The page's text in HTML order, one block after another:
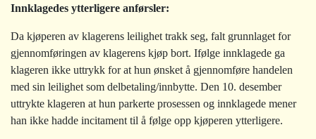
Innklagedes ytterligere anførsler:
Da kjøperen av klagerens leilighet trakk seg, falt grunnlaget for
gjennomføringen av klagerens kjøp bort. Ifølge innklagede ga
klageren ikke uttrykk for at hun ønsket å gjennomføre handelen
med sin leilighet som delbetaling/innbytte. Den 10. desember
uttrykte klageren at hun parkerte prosessen og innklagede mener
han ikke hadde incitament til å følge opp kjøperen ytterligere.